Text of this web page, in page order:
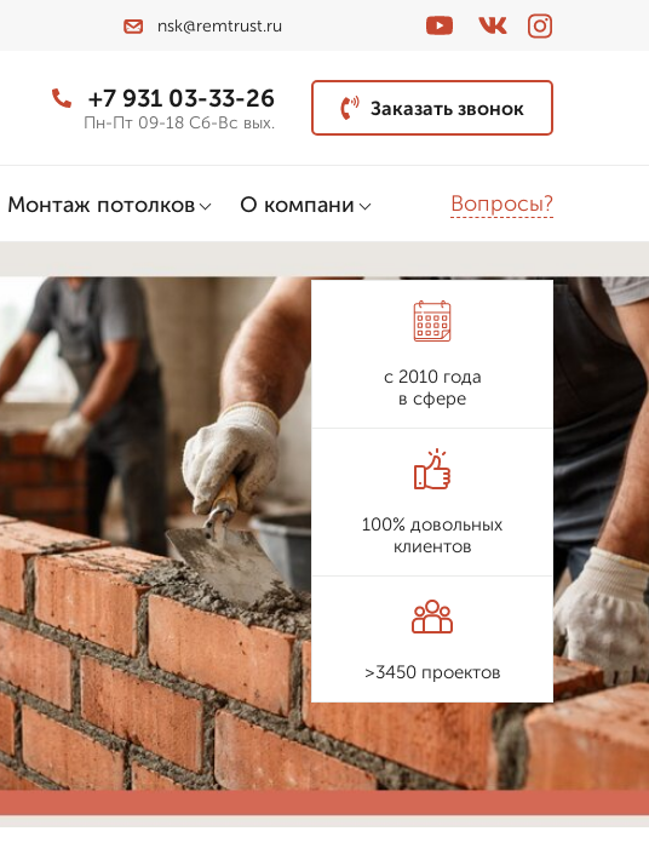
nsk@remtrust.ru
+7 931 03-33-26
Пн-Пт 09-18 Сб-Вс вых.
Заказать звонок
Монтаж потолков О компани Вопросы?
с 2010 года
в сфере
100% довольных
клиентов
>3450 проектов